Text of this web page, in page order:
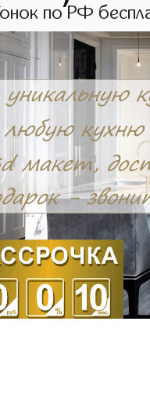
по РФ